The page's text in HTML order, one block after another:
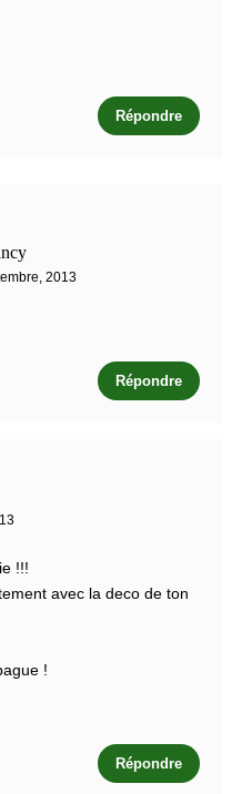
Répondre
2013
Répondre
!!!
avec la deco de ton
!
Répondre